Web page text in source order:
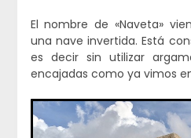
El nombre de «Naveta»
una nave invertida. Está
es decir sin utilizar
encajadas como ya vimos